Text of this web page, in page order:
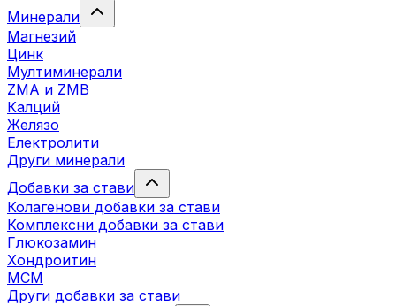
Минерали
Магнезий
Цинк
Мултиминерали
ZMA и ZMB
Калций
Желязо
Електролити
Други минерали
Добавки за стави
Колагенови добавки за стави
Комплексни добавки за стави
Глюкозамин
Хондроитин
МСМ
Други добавки за стави